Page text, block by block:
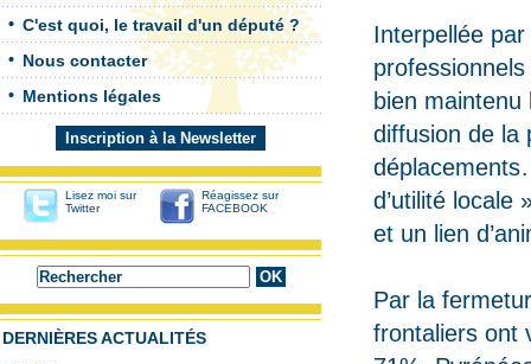
C'est quoi, le travail d'un député ?
Nous contacter
Mentions légales
Inscription à la Newsletter
Lisez moi sur
Twitter
Réagissez sur
FACEBOOK
DERNIÈRES ACTUALITÉS
Interpellée
bien
diffusion de la
d’utilité locale
et un lien
Par la
frontaliers ont